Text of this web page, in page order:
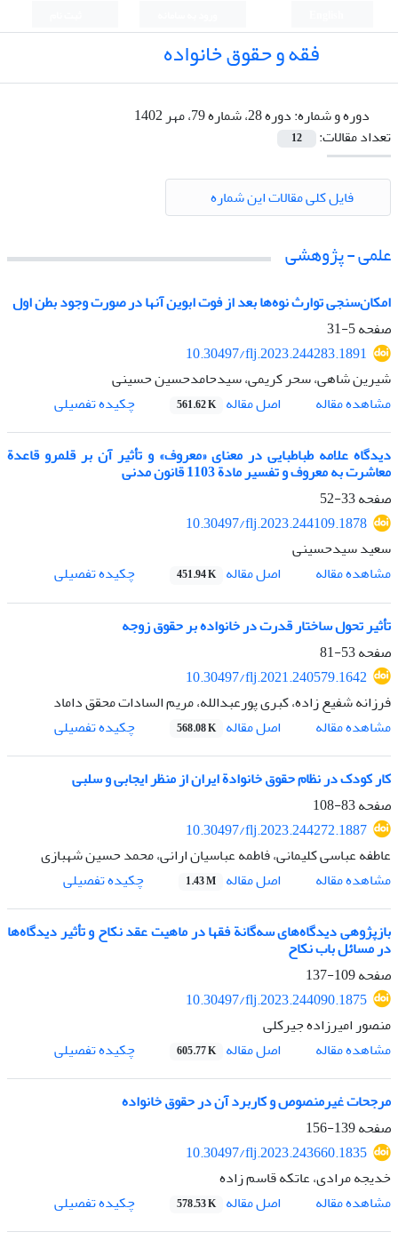
فقه و حقوق خانواده
دوره و شماره:دوره 28، شماره 79، مهر 1402
تعداد مقالات:
12
فایل کلی مقالات این شماره
علمی - پژوهشی
امکان‌سنجی توارث نوه‌ها بعد از فوت ابوین آنها در صورت وجود بطن اول
صفحه5-31
10.30497/flj.2023.244283.1891
شیرین شاهی، سحر کریمی، سیدحامدحسین حسینی
مشاهده مقاله
اصل مقاله 561.62 K
چکیده تفصیلی
دیدگاه علامه طباطبایی در معنای «معروف» و تأثیر آن بر قلمرو قاعدة
معاشرت به معروف و تفسیر مادة 1103 قانون مدنی
صفحه33-52
10.30497/flj.2023.244109.1878
سعید سیدحسینی
مشاهده مقاله
اصل مقاله 451.94 K
چکیده تفصیلی
تأثیر تحول ساختار قدرت در خانواده بر حقوق زوجه
صفحه53-81
10.30497/flj.2021.240579.1642
فرزانه شفیع زاده، کبری پورعبدالله، مریم السادات محقق داماد
مشاهده مقاله
اصل مقاله 568.08 K
چکیده تفصیلی
کار کودک در نظام حقوق خانوادة ایران از منظر ایجابی و سلبی
صفحه83-108
10.30497/flj.2023.244272.1887
عاطفه عباسی کلیمانی، فاطمه عباسیان ارانی، محمد حسین شهبازی
مشاهده مقاله
اصل مقاله 1.43 M
چکیده تفصیلی
بازپژوهی دیدگاه‌های سه‌گانة فقها در ماهیت عقد نکاح و تأثیر دیدگاه‌ها
در مسائل باب نکاح
صفحه109-137
10.30497/flj.2023.244090.1875
منصور امیرزاده جیرکلی
مشاهده مقاله
اصل مقاله 605.77 K
چکیده تفصیلی
مرجحات غیرمنصوص و کاربرد آن در حقوق خانواده
صفحه139-156
10.30497/flj.2023.243660.1835
خدیجه مرادی، عاتکه قاسم زاده
مشاهده مقاله
اصل مقاله 578.53 K
چکیده تفصیلی